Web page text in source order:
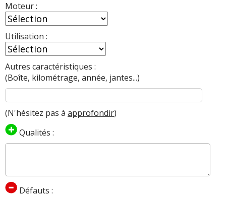
Moteur :
Utilisation :
Autres caractéristiques :
(Boîte, kilométrage, année, jantes...)
(N'hésitez pas à approfondir)
Qualités :
Défauts :